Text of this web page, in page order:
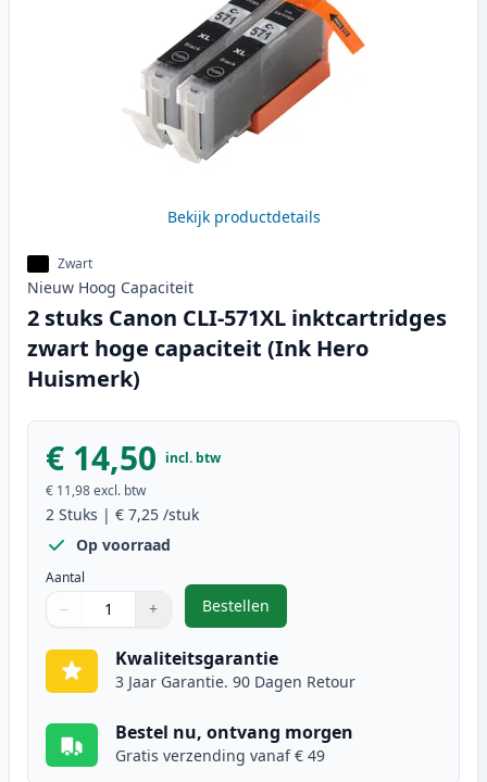
Bekijk productdetails
Zwart
Nieuw Hoog Capaciteit
2 stuks Canon CLI-571XL inktcartridges
zwart hoge capaciteit (Ink Hero
Huismerk)
€ 14,50 incl. btw
€ 11,98excl. btw
2 Stuks | € 7,25 /stuk
Op voorraad
Aantal
Gebruik de knoppen om aan te passen
− +
1
Bestellen
,2 stuks Canon CLI-571XL
Kwaliteitsgarantie
3 Jaar Garantie. 90 Dagen Retour
Bestel nu, ontvang morgen
Gratis verzending vanaf € 49